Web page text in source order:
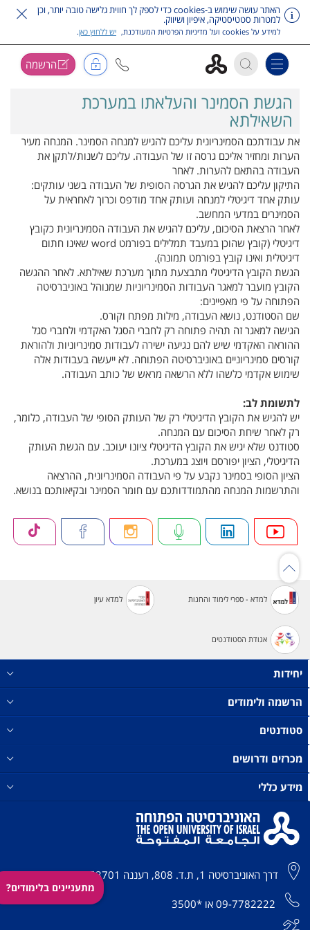
מתעניינים בלימודים?
לדלג על תפריט ראשי
האתר עושה שימוש ב-cookies כדי לספק לך חווית גלישה טובה יותר, וכן
למטרות סטטיסטיקה, איפיון ושיווק.
למידע על cookies ועל מדיניות הפרטיות המעודכנת, יש ללחוץ כאן.
Toggle navigation הרשמה
הגשת הסמינר והעלאתו במערכת
השאילתא
את עבודתכם הסמינריונית עליכם להגיש למנחה הסמינר. המנחה מעיר
הערות ומחזיר אליכם גרסה זו של העבודה. עליכם לשנות/לתקן את
העבודה בהתאם להערות. לאחר
התיקון עליכם להגיש את הגרסה הסופית של העבודה בשני עותקים:
עותק אחד דיגיטלי למנחה ועותק אחד מודפס וכרוך לאחראית על
הסמינרים במדעי המחשב.
לאחר הרצאת הסיכום, עליכם להגיש את העבודה הסמינריונית כקובץ
דיגיטלי (קובץ שהוכן במעבד תמלילים בפורמט word שאינו חתום
דיגיטלית ואינו קובץ בפורמט תמונה).
הגשת הקובץ הדיגיטלי מתבצעת מתוך מערכת שאילתא. לאחר ההגשה
הקובץ מועבר למאגר העבודות הסמינריוניות שמנוהל באוניברסיטה
הפתוחה על פי מאפיינים:
שם הסטודנט, נושא העבודה, מילות מפתח וקורס.
הגישה למאגר זה תהיה פתוחה רק לחברי הסגל האקדמי ולחברי סגל
ההוראה האקדמי שיש להם נגיעה ישירה לעבודות סמינריוניות ולהוראת
קורסים סמינריוניים באוניברסיטה הפתוחה. לא ייעשה בעבודות אלה
שימוש אקדמי כלשהו ללא הרשאה מראש של כותב העבודה.
לתשומת לב:
יש להגיש את הקובץ הדיגיטלי רק של העותק הסופי של העבודה, כלומר,
רק לאחר שיחת הסיכום עם המנחה.
סטודנט שלא יגיש את הקובץ הדיגיטלי ציונו יעוכב. עם הגשת העותק
הדיגיטלי, הציון יפורסם ויוצג במערכת.
הציון הסופי בסמינר נקבע על פי העבודה הסמינריונית, ההרצאה
והתרשמות המנחה מהתמודדותכם עם חומר הסמינר ובקיאותכם בנושא.
למדא - ספרי לימוד והחנות למדא עיון
אגודת הסטודנטים
יחידות
הרשמה ולימודים
סטודנטים
מכרזים ודרושים
מידע כללי
דרך האוניברסיטה 1, ת.ד. 808, רעננה 4353701
09-7782222 או *3500